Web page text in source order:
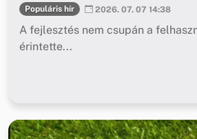
Populáris hír 2026. 07. 07 14:38
A fejlesztés nem csupán a
érintette...